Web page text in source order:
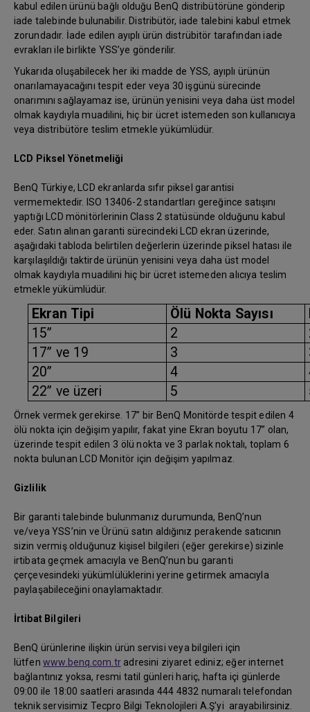
kabul edilen ürünü bağlı olduğu BenQ distribütörüne gönderip
iade talebinde bulunabilir. Distribütör, iade talebini kabul etmek
zorundadır. İade edilen ayıplı ürün distrübitör tarafından iade
evrakları ile birlikte YSS’ye gönderilir.
Yukarıda oluşabilecek her iki madde de YSS, ayıplı ürünün
onarılamayacağını tespit eder veya 30 işgünü sürecinde
onarımını sağlayamaz ise, ürünün yenisini veya daha üst model
olmak kaydıyla muadilini, hiç bir ücret istemeden son kullanıcıya
veya distribütöre teslim etmekle yükümlüdür.
LCD Piksel Yönetmeliği
BenQ Türkiye, LCD ekranlarda sıfır piksel garantisi
vermemektedir. ISO 13406-2 standartları gereğince satışını
yaptığı LCD mönitörlerinin Class 2 statüsünde olduğunu kabul
eder. Satın alınan garanti sürecindeki LCD ekran üzerinde,
aşağıdaki tabloda belirtilen değerlerin üzerinde piksel hatası ile
karşılaşıldığı taktirde ürünün yenisini veya daha üst model
olmak kaydıyla muadilini hiç bir ücret istemeden alıcıya teslim
etmekle yükümlüdür.
Ekran Tipi Ölü Nokta Sayısı
15”
2
17” ve 19
3
20”
4
22” ve üzeri
5
Örnek vermek gerekirse. 17” bir BenQ Monitörde tespit edilen 4
ölü nokta için değişim yapılır, fakat yine Ekran boyutu 17” olan,
üzerinde tespit edilen 3 ölü nokta ve 3 parlak noktalı, toplam 6
nokta bulunan LCD Monitör için değişim yapılmaz.
Gizlilik
Bir garanti talebinde bulunmanız durumunda, BenQ’nun
ve/veya YSS’nin ve Ürünü satın aldığınız perakende satıcının
sizin vermiş olduğunuz kişisel bilgileri (eğer gerekirse) sizinle
irtibata geçmek amacıyla ve BenQ’nun bu garanti
çerçevesindeki yükümlülüklerini yerine getirmek amacıyla
paylaşabileceğini onaylamaktadır.
İrtibat Bilgileri
BenQ ürünlerine ilişkin ürün servisi veya bilgileri için
lütfenwww.benq.com.tradresini ziyaret ediniz; eğer internet
bağlantınız yoksa, resmi tatil günleri hariç, hafta içi günlerde
09:00 ile 18:00 saatleri arasında 444 4832 numaralı telefondan
teknik servisimiz Tecpro Bilgi Teknolojileri A.Ş'yi arayabilirsiniz.